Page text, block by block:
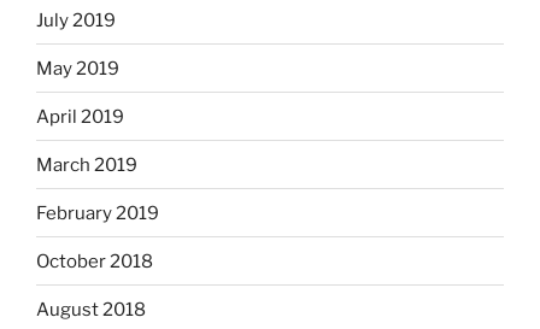
July 2019
May 2019
April 2019
March 2019
February 2019
October 2018
August 2018